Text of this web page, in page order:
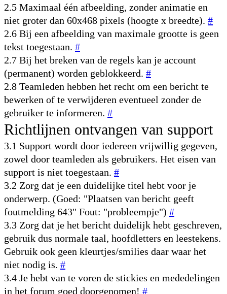
2.5 Maximaal één afbeelding, zonder animatie en
niet groter dan 60x468 pixels (hoogte x breedte). #
2.6 Bij een afbeelding van maximale grootte is geen
tekst toegestaan. #
2.7 Bij het breken van de regels kan je account
(permanent) worden geblokkeerd. #
2.8 Teamleden hebben het recht om een bericht te
bewerken of te verwijderen eventueel zonder de
gebruiker te informeren. #
Richtlijnen ontvangen van support
3.1 Support wordt door iedereen vrijwillig gegeven,
zowel door teamleden als gebruikers. Het eisen van
support is niet toegestaan. #
3.2 Zorg dat je een duidelijke titel hebt voor je
onderwerp. (Goed: "Plaatsen van bericht geeft
foutmelding 643" Fout: "probleempje") #
3.3 Zorg dat je het bericht duidelijk hebt geschreven,
gebruik dus normale taal, hoofdletters en leestekens.
Gebruik ook geen kleurtjes/smilies daar waar het
niet nodig is. #
3.4 Je hebt van te voren de stickies en mededelingen
in het forum goed doorgenomen! #